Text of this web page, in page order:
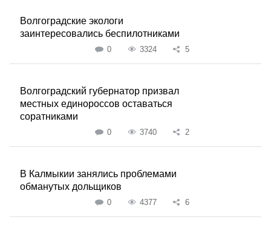
Волгоградские экологи
заинтересовались беспилотниками
0 3324 5
Волгоградский губернатор призвал
местных единороссов оставаться
соратниками
0 3740 2
В Калмыкии занялись проблемами
обманутых дольщиков
0 4377 6